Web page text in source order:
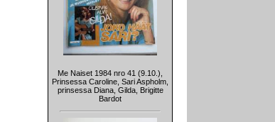
Me Naiset 1984 nro 41 (9.10.),
Prinsessa Caroline, Sari Aspholm,
prinsessa Diana, Gilda, Brigitte
Bardot